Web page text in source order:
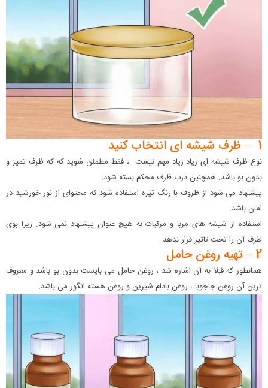
1 – ظرف شیشه ای انتخاب کنید
نوع ظرف شیشه ای زیاد زیاد مهم نیست ، فقط مطمئن شوید که که ظرف تمیز و
بدون بو باشد. همچنین درب ظرف محکم بسته شود.
پیشنهاد می شود از ظروف با رنگ تیره استفاده شود که محتوای از نور خورشید در
امان باشد.
استفاده از شیشه های مربا و مرکبات به هیچ عنوان پیشنهاد نمی شود. زیرا بوی
ظرف آن را تحت تاثیر قرار ندهد.
2 – تهیه روغن حامل
همانطور که قبلا به آن اشاره شد ، روغن حامل می بایست بدون بو باشد و معروف
ترین آن روغن جاجوبا ، روغن بادام شیرین و روغن هسته انگور می باشد.